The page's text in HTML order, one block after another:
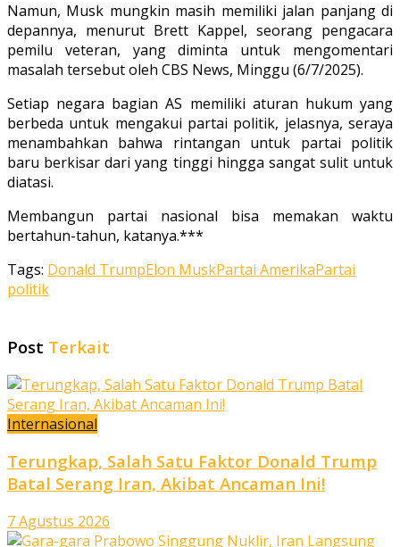
Namun, Musk mungkin masih memiliki jalan panjang di
depannya, menurut Brett Kappel, seorang pengacara
pemilu veteran, yang diminta untuk mengomentari
masalah tersebut oleh CBS News, Minggu (6/7/2025).
Setiap negara bagian AS memiliki aturan hukum yang
berbeda untuk mengakui partai politik, jelasnya, seraya
menambahkan bahwa rintangan untuk partai politik
baru berkisar dari yang tinggi hingga sangat sulit untuk
diatasi.
Membangun partai nasional bisa memakan waktu
bertahun-tahun, katanya.***
Tags: Donald TrumpElon MuskPartai AmerikaPartai
politik
Post Terkait
Internasional
Terungkap, Salah Satu Faktor Donald Trump
Batal Serang Iran, Akibat Ancaman Ini!
7 Agustus 2026